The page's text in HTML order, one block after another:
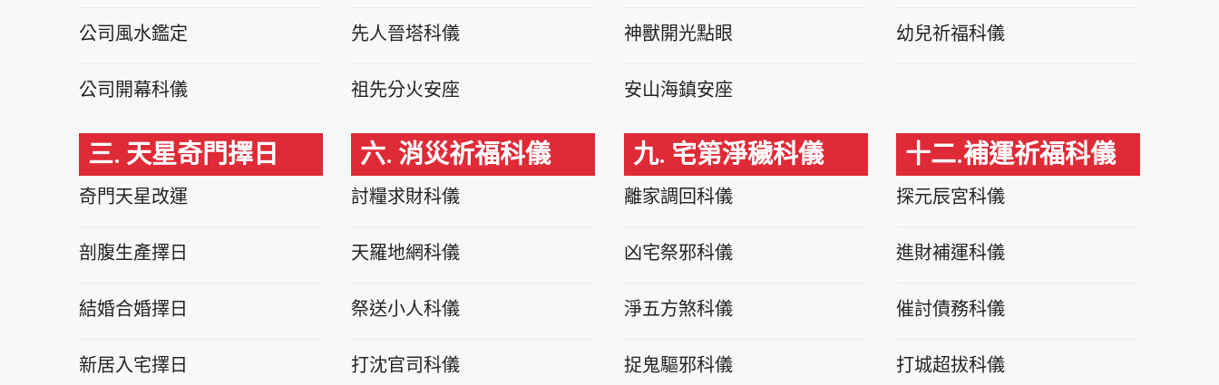
公司風水鑑定
公司開幕科儀
三. 天星奇門擇日
奇門天星改運
剖腹生產擇日
結婚合婚擇日
新居入宅擇日
先人晉塔科儀
祖先分火安座
六. 消災祈福科儀
討糧求財科儀
天羅地網科儀
祭送小人科儀
打沈官司科儀
神獸開光點眼
安山海鎮安座
九. 宅第淨穢科儀
離家調回科儀
凶宅祭邪科儀
淨五方煞科儀
捉鬼驅邪科儀
幼兒祈福科儀
十二.補運祈福科儀
探元辰宮科儀
進財補運科儀
催討債務科儀
打城超拔科儀